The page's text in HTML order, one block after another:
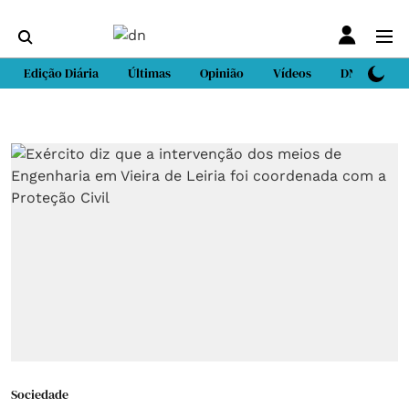
Edição Diária Últimas Opinião Vídeos DN Sport
Sociedade